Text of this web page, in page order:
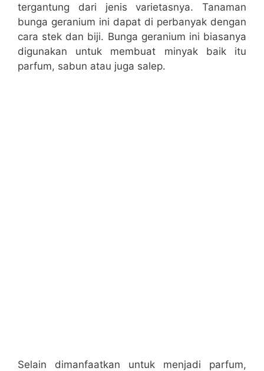
tergantung dari jenis varietasnya. Tanaman
bunga geranium ini dapat di perbanyak dengan
cara stek dan biji. Bunga geranium ini biasanya
digunakan untuk membuat minyak baik itu
parfum, sabun atau juga salep.
Selain dimanfaatkan untuk menjadi parfum,